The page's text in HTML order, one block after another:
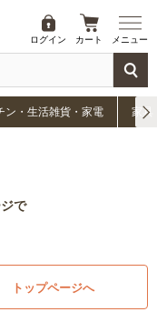
ログイン カート メニュー
ン・生活雑貨・家電 家具
で
トップページへ